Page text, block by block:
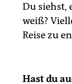
Du siehst,
weiß?
Reise zu
Hast du